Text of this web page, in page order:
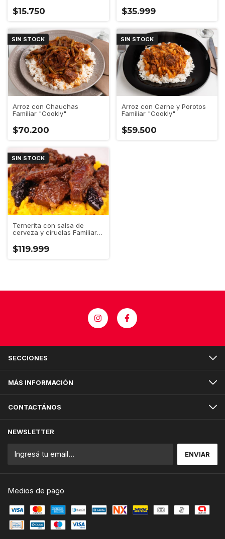
$15.750 $35.999
SIN STOCK
Arroz con Chauchas
Familiar "Cookly"
$70.200
SIN STOCK
Arroz con Carne y Porotos
Familiar "Cookly"
$59.500
SIN STOCK
Ternerita con salsa de
cerveza y ciruelas Familiar
$119.999
SECCIONES
MÁS INFORMACIÓN
CONTACTÁNOS
NEWSLETTER
Medios de pago